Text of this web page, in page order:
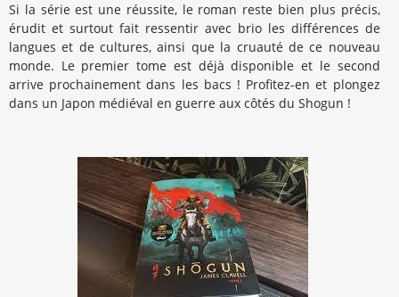
Si la série est une réussite, le roman reste bien plus précis,
érudit et surtout fait ressentir avec brio les différences de
langues et de cultures, ainsi que la cruauté de ce nouveau
monde. Le premier tome est déjà disponible et le second
arrive prochainement dans les bacs ! Profitez-en et plongez
dans un Japon médiéval en guerre aux côtés du Shogun !